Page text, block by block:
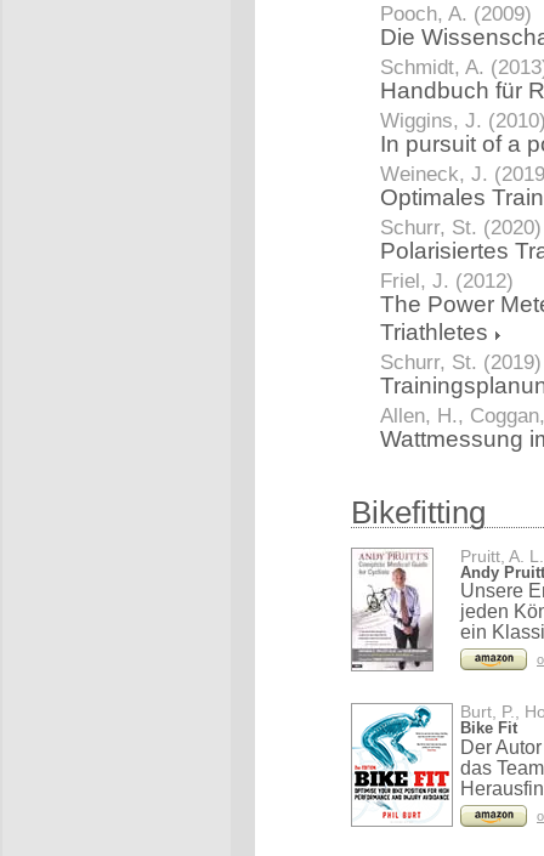
Pooch, A. (2009)
Die
Schmidt, A.
Handbuch für
Wiggins, J.
In pursuit of a
Weineck, J.
Optimales
Schurr, St. (2020)
Polarisiertes
Friel, J. (2012)
The Power
Triathletes
Schurr, St. (2019)
Allen, H.,
Wattmessung
Bikefitting
Pruitt, A.
Andy
Unsere
jeden
ein
Burt, P.,
Bike Fit
Der
das